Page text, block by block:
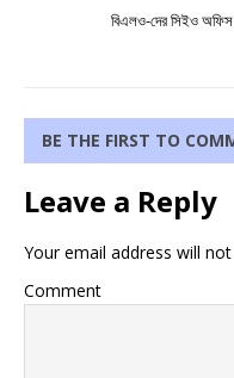
বিএলও-দের সিইও
BE THE FIRST TO
Leave a Reply
Your email address will
Comment